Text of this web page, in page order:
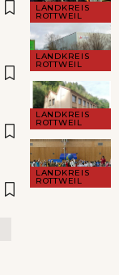
LANDKREIS
ROTTWEIL
LANDKREIS
ROTTWEIL
LANDKREIS
ROTTWEIL
LANDKREIS
ROTTWEIL